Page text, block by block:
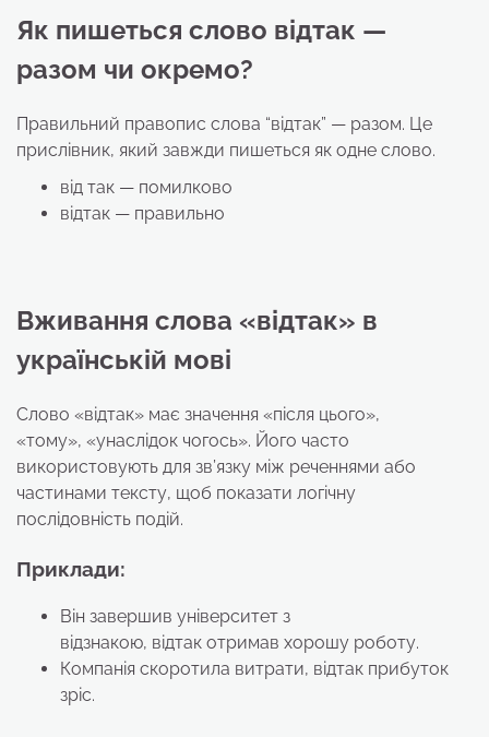
Як пишеться слово відтак —
разом чи окремо?
Правильний правопис слова “відтак” — разом. Це
прислівник, який завжди пишеться як одне слово.
від так — помилково
відтак — правильно
Вживання слова «відтак» в
українській мові
Слово «відтак» має значення «після цього»,
«тому», «унаслідок чогось». Його часто
використовують для зв’язку між реченнями або
частинами тексту, щоб показати логічну
послідовність подій.
Приклади:
Він завершив університет з
відзнакою, відтак отримав хорошу роботу.
Компанія скоротила витрати, відтак прибуток
зріс.